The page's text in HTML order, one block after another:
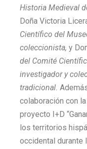
Historia Medieval
Doña Victoria
Científico del
coleccionista, y
del Comité
investigador y
tradicional.
colaboración con
proyecto I+D
los territorios
occidental durante